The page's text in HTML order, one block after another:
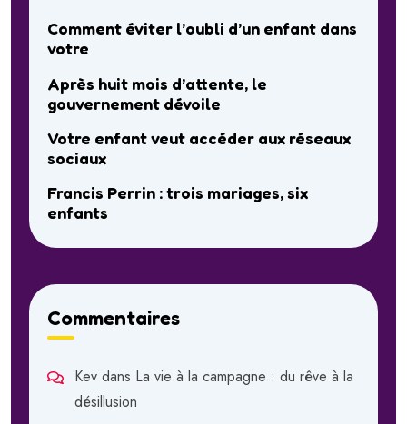
Comment éviter l’oubli d’un enfant dans
votre
Après huit mois d’attente, le
gouvernement dévoile
Votre enfant veut accéder aux réseaux
sociaux
Francis Perrin : trois mariages, six
enfants
Commentaires
Kev dans La vie à la campagne : du rêve à la
désillusion